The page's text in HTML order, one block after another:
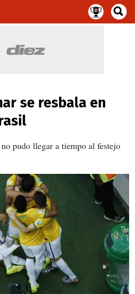
se resbala en
pudo llegar a tiempo al festejo
X